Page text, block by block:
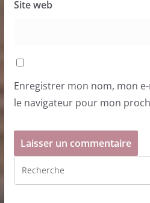
Site web
Enregistrer mon nom, mon
le navigateur pour mon